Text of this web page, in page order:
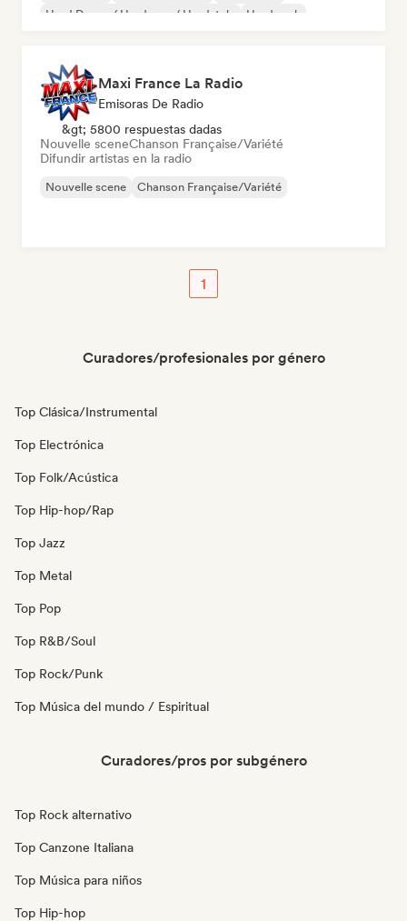
Hard Dance / Hardcore / Hardstyle
Hard rock
Maxi France La Radio
Emisoras De Radio
&gt; 5800 respuestas dadas
Nouvelle sceneChanson Française/Variété
Difundir artistas en la radio
Nouvelle scene Chanson Française/Variété
1
Curadores/profesionales por género
Top Clásica/Instrumental
Top Electrónica
Top Folk/Acústica
Top Hip-hop/Rap
Top Jazz
Top Metal
Top Pop
Top R&B/Soul
Top Rock/Punk
Top Música del mundo / Espiritual
Curadores/pros por subgénero
Top Rock alternativo
Top Canzone Italiana
Top Música para niños
Top Hip-hop